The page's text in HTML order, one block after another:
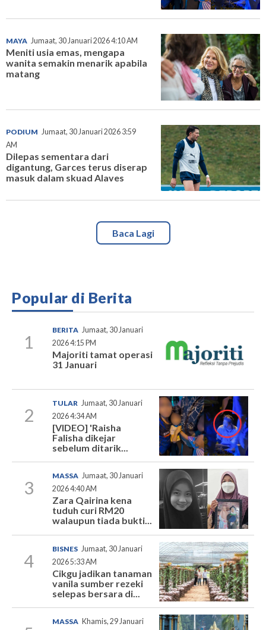
MAYA Jumaat, 30 Januari 2026 4:10 AM
Meniti usia emas, mengapa
wanita semakin menarik apabila
matang
PODIUM Jumaat, 30 Januari 2026 3:59
AM
Dilepas sementara dari
digantung, Garces terus diserap
masuk dalam skuad Alaves
Baca Lagi
Popular di Berita
1
BERITA Jumaat, 30 Januari
2026 4:15 PM
Majoriti tamat operasi
31 Januari
2
TULAR Jumaat, 30 Januari
2026 4:34 AM
[VIDEO] 'Raisha
Falisha dikejar
sebelum ditarik...
3
MASSA Jumaat, 30 Januari
2026 4:40 AM
Zara Qairina kena
tuduh curi RM20
walaupun tiada bukti...
4
BISNES Jumaat, 30 Januari
2026 5:33 AM
Cikgu jadikan tanaman
vanila sumber rezeki
selepas bersara di...
MASSA Khamis, 29 Januari